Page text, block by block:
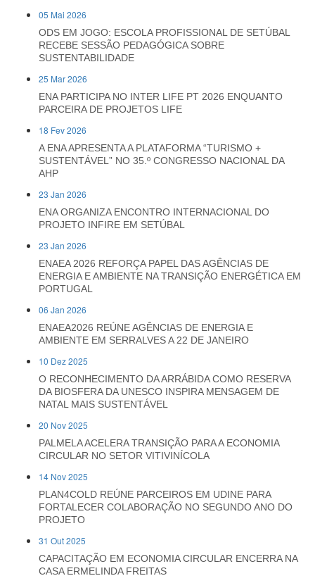
05 Mai 2026
ODS EM JOGO: ESCOLA PROFISSIONAL DE SETÚBAL
RECEBE SESSÃO PEDAGÓGICA SOBRE
SUSTENTABILIDADE
25 Mar 2026
ENA PARTICIPA NO INTER LIFE PT 2026 ENQUANTO
PARCEIRA DE PROJETOS LIFE
18 Fev 2026
A ENA APRESENTA A PLATAFORMA “TURISMO +
SUSTENTÁVEL” NO 35.º CONGRESSO NACIONAL DA
AHP
23 Jan 2026
ENA ORGANIZA ENCONTRO INTERNACIONAL DO
PROJETO INFIRE EM SETÚBAL
23 Jan 2026
ENAEA 2026 REFORÇA PAPEL DAS AGÊNCIAS DE
ENERGIA E AMBIENTE NA TRANSIÇÃO ENERGÉTICA EM
PORTUGAL
06 Jan 2026
ENAEA2026 REÚNE AGÊNCIAS DE ENERGIA E
AMBIENTE EM SERRALVES A 22 DE JANEIRO
10 Dez 2025
O RECONHECIMENTO DA ARRÁBIDA COMO RESERVA
DA BIOSFERA DA UNESCO INSPIRA MENSAGEM DE
NATAL MAIS SUSTENTÁVEL
20 Nov 2025
PALMELA ACELERA TRANSIÇÃO PARA A ECONOMIA
CIRCULAR NO SETOR VITIVINÍCOLA
14 Nov 2025
PLAN4COLD REÚNE PARCEIROS EM UDINE PARA
FORTALECER COLABORAÇÃO NO SEGUNDO ANO DO
PROJETO
31 Out 2025
CAPACITAÇÃO EM ECONOMIA CIRCULAR ENCERRA NA
CASA ERMELINDA FREITAS